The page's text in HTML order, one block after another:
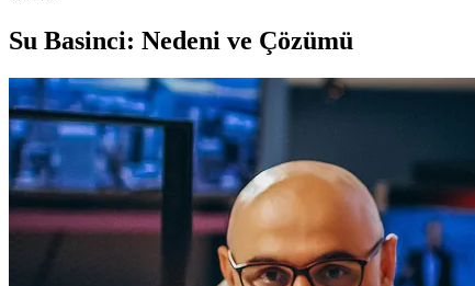
Su Basinci: Nedeni ve Çözümü